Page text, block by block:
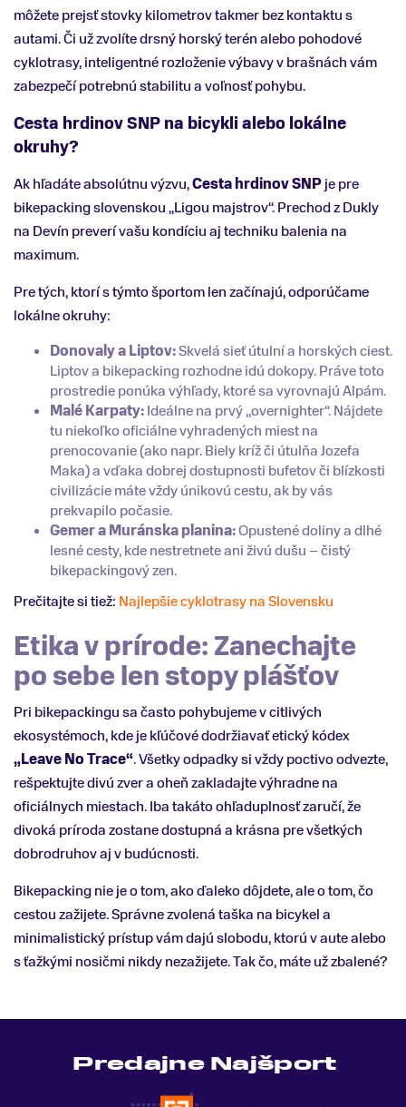
môžete prejsť stovky kilometrov takmer bez kontaktu s
autami. Či už zvolíte drsný horský terén alebo pohodové
cyklotrasy, inteligentné rozloženie výbavy v brašnách vám
zabezpečí potrebnú stabilitu a voľnosť pohybu.
Cesta hrdinov SNP na bicykli alebo lokálne
okruhy?
Ak hľadáte absolútnu výzvu,Cesta hrdinov SNPje pre
bikepacking slovenskou „Ligou majstrov“. Prechod z Dukly
na Devín preverí vašu kondíciu aj techniku balenia na
maximum.
Pre tých, ktorí s týmto športom len začínajú, odporúčame
lokálne okruhy:
Donovaly a Liptov:Skvelá sieť útulní a horských ciest.
Liptov a bikepacking rozhodne idú dokopy. Práve toto
prostredie ponúka výhľady, ktoré sa vyrovnajú Alpám.
Malé Karpaty:Ideálne na prvý „overnighter“. Nájdete
tu niekoľko oficiálne vyhradených miest na
prenocovanie (ako napr. Biely kríž či útulňa Jozefa
Maka) a vďaka dobrej dostupnosti bufetov či blízkosti
civilizácie máte vždy únikovú cestu, ak by vás
prekvapilo počasie.
Gemer a Muránska planina:Opustené doliny a dlhé
lesné cesty, kde nestretnete ani živú dušu – čistý
bikepackingový zen.
Prečitajte si tiež: Najlepšie cyklotrasy na Slovensku
Etika v prírode: Zanechajte
po sebe len stopy plášťov
Pri bikepackingu sa často pohybujeme v citlivých
ekosystémoch, kde je kľúčové dodržiavať etický kódex
„Leave No Trace“. Všetky odpadky si vždy poctivo odvezte,
rešpektujte divú zver a oheň zakladajte výhradne na
oficiálnych miestach. Iba takáto ohľaduplnosť zaručí, že
divoká príroda zostane dostupná a krásna pre všetkých
dobrodruhov aj v budúcnosti.
Bikepacking nie je o tom, ako ďaleko dôjdete, ale o tom, čo
cestou zažijete. Správne zvolená taška na bicykel a
minimalistický prístup vám dajú slobodu, ktorú v aute alebo
s ťažkými nosičmi nikdy nezažijete. Tak čo, máte už zbalené?
Predajne Najšport